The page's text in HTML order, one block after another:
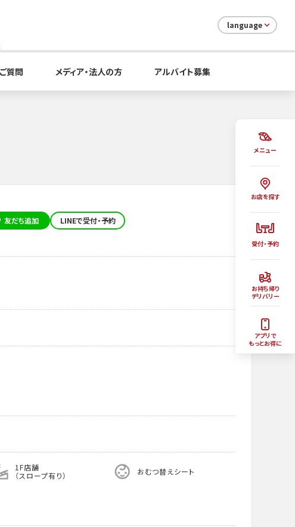
メニュー
お店を探す
受付・予約
お持ち帰り
デリバリー
アプリで
もっとお得に
language
質問 メディア・法人の方 アルバイト募集
友だち追加 LINEで受付・予約
1F店舗
（スロープ有り） おむつ替えシート